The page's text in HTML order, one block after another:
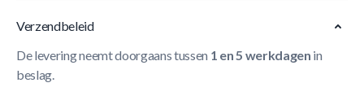
Verzendbeleid
De levering neemt doorgaans tussen 1 en 5 werkdagen in
beslag.